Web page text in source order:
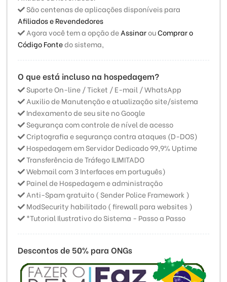
São centenas de aplicações disponíveis para
Afiliados e Revendedores
Agora você tem a opção deAssinarouComprar o
Código Fontedo sistema,
O que está incluso na hospedagem?
Suporte On-line / Ticket / E-mail / WhatsApp
Auxilio de Manutenção e atualização site/sistema
Indexamento de seu site no Google
Segurança com controle de nível de acesso
Criptografia e segurança contra ataques (D-DOS)
Hospedagem em Servidor Dedicado 99,9% Uptime
Transferência de Tráfego ILIMITADO
Webmail com 3 Interfaces em português)
Painel de Hospedagem e administração
Anti-Spam gratuito ( Sender Police Framework )
ModSecurity habilitado ( firewall para websites )
*Tutorial Ilustrativo do Sistema - Passo a Passo
Descontos de 50% para ONGs